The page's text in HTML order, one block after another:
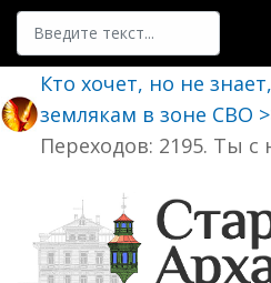
Поиск
Кто хочет, но не
землякам в зоне СВО
Переходов: 2195. Ты с